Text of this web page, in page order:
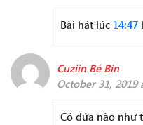
Bài hát lúc 14:47
Cuziin Bé Bin
October 31, 2019
Có đứa nào như